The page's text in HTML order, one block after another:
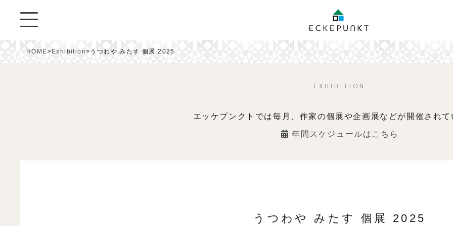
HOME>Exhibition>うつわや みたす 個展 2025
EXHIBITION
エッケプンクトでは毎月、作家の個展や企画展などが開催され
年間スケジュールはこちら
うつわや みたす 個展 2025